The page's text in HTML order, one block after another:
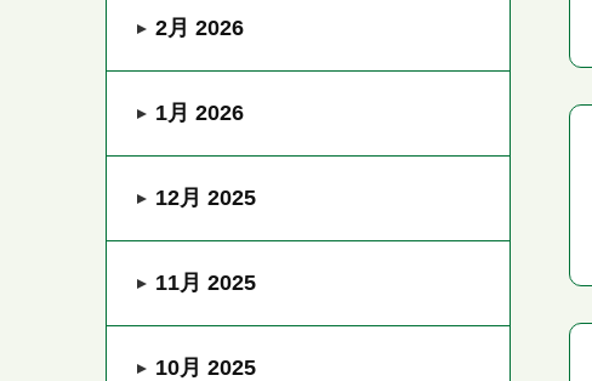
2月 2026
1月 2026
12月 2025
11月 2025
10月 2025